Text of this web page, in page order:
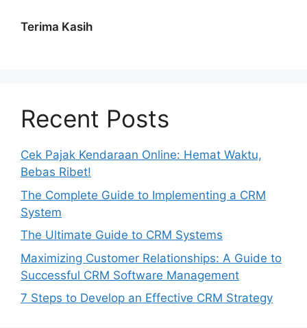
Terima Kasih
Recent Posts
Cek Pajak Kendaraan Online: Hemat Waktu,
Bebas Ribet!
The Complete Guide to Implementing a CRM
System
The Ultimate Guide to CRM Systems
Maximizing Customer Relationships: A Guide to
Successful CRM Software Management
7 Steps to Develop an Effective CRM Strategy